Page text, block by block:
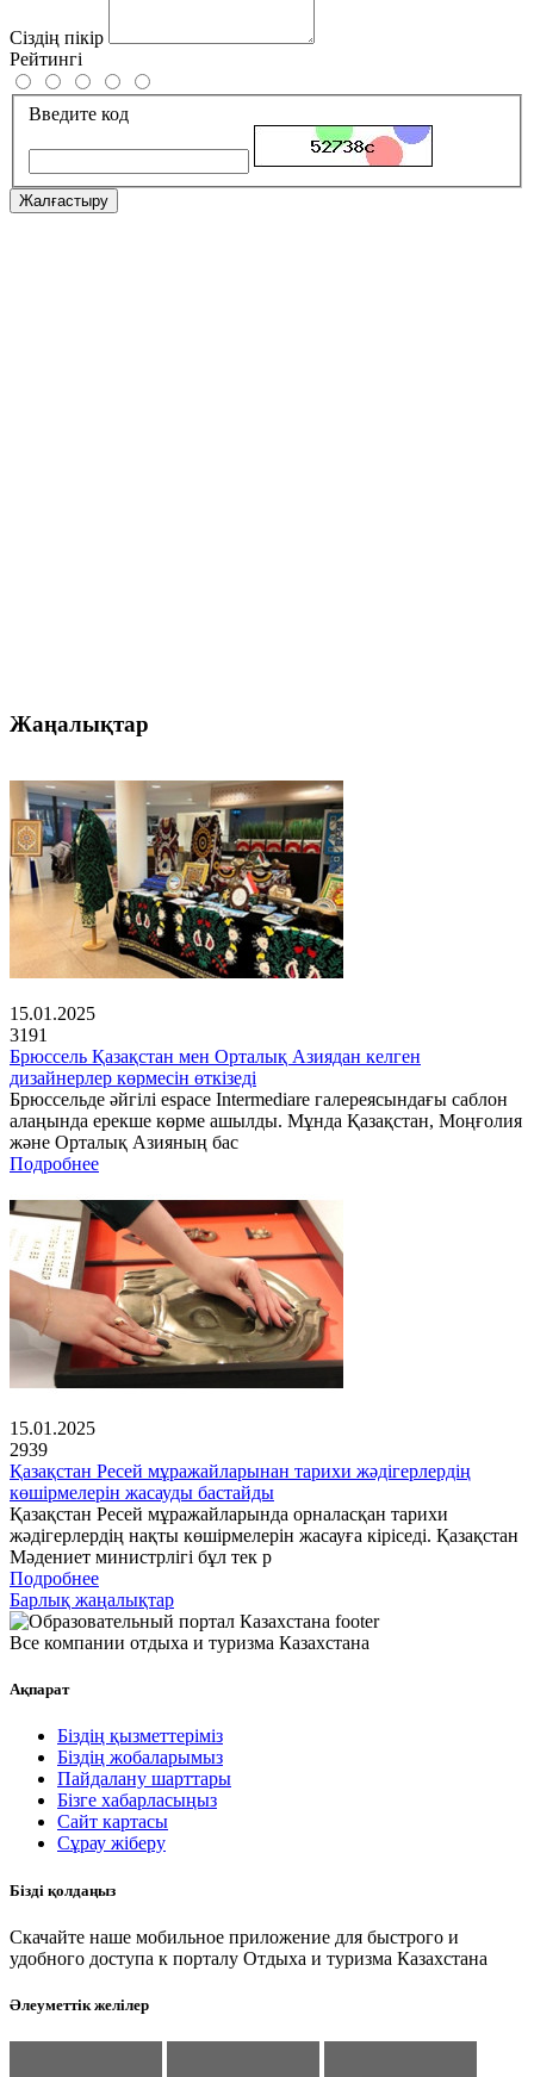
Сіздің пікір
Рейтингі
Введите код
Жалғастыру
Жаңалықтар
15.01.2025
3191
Брюссель Қазақстан мен Орталық Азиядан келген
дизайнерлер көрмесін өткізеді
Брюссельде әйгілі espace Intermediare галереясындағы саблон
алаңында ерекше көрме ашылды. Мұнда Қазақстан, Моңғолия
және Орталық Азияның бас
Подробнее
15.01.2025
2939
Қазақстан Ресей мұражайларынан тарихи жәдігерлердің
көшірмелерін жасауды бастайды
Қазақстан Ресей мұражайларында орналасқан тарихи
жәдігерлердің нақты көшірмелерін жасауға кіріседі. Қазақстан
Мәдениет министрлігі бұл тек р
Подробнее
Барлық жаңалықтар
Все компании отдыха и туризма Казахстана
Ақпарат
Біздің қызметтеріміз
Біздің жобаларымыз
Пайдалану шарттары
Бізге хабарласыңыз
Сайт картасы
Сұрау жіберу
Бізді қолдаңыз
Скачайте наше мобильное приложение для быстрого и
удобного доступа к порталу Отдыха и туризма Казахстана
Әлеуметтік желілер